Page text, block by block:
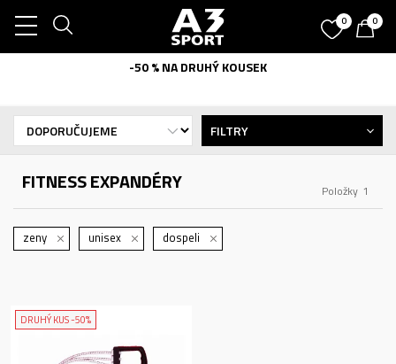
0 0
-50 % NA DRUHÝ KOUSEK
FITNESS EXPANDÉRY 1
Položky
FILTRY
zeny unisex dospeli
DRUHÝ KUS -50%